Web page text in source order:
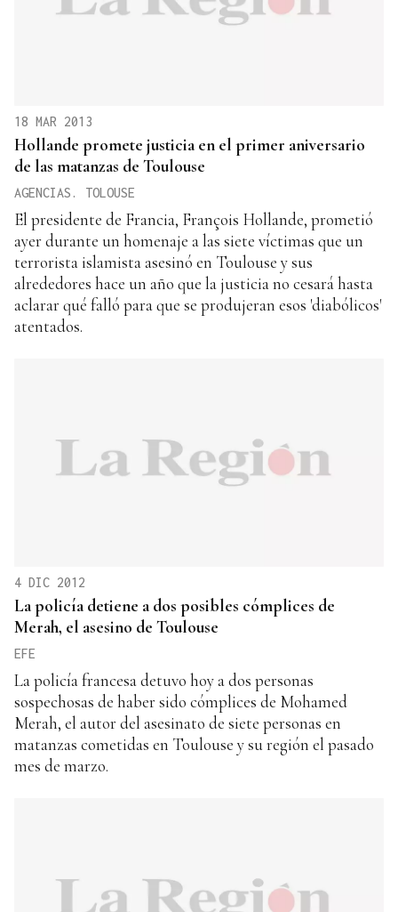
18 MAR 2013
Hollande promete justicia en el primer aniversario
de las matanzas de Toulouse
AGENCIAS. TOLOUSE
El presidente de Francia, François Hollande, prometió
ayer durante un homenaje a las siete víctimas que un
terrorista islamista asesinó en Toulouse y sus
alrededores hace un año que la justicia no cesará hasta
aclarar qué falló para que se produjeran esos 'diabólicos'
atentados.
4 DIC 2012
La policía detiene a dos posibles cómplices de
Merah, el asesino de Toulouse
EFE
La policía francesa detuvo hoy a dos personas
sospechosas de haber sido cómplices de Mohamed
Merah, el autor del asesinato de siete personas en
matanzas cometidas en Toulouse y su región el pasado
mes de marzo.